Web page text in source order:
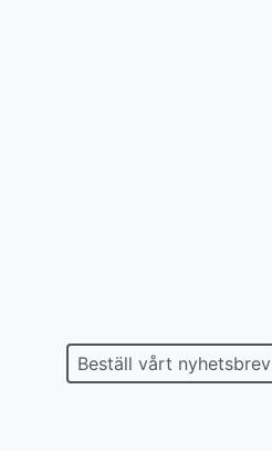
Beställ vårt nyhetsbrev